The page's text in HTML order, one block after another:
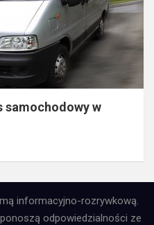
samochodowy w
informacyjno-rozrywkową.
odpowiedzialności ze